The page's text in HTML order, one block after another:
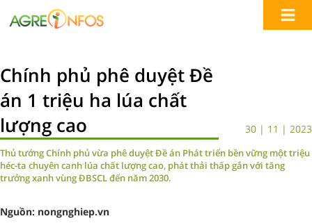
Chính phủ phê duyệt Đề
án 1 triệu ha lúa chất
lượng cao
30 | 11 | 2023
Thủ tướng Chính phủ vừa phê duyệt Đề án Phát triển bền vững một triệu
héc-ta chuyên canh lúa chất lượng cao, phát thải thấp gắn với tăng
trưởng xanh vùng ĐBSCL đến năm 2030.
Nguồn: nongnghiep.vn